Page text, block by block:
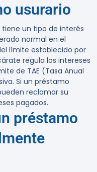
usurario
un tipo de interés
normal en el
límite establecido por
regula los intereses
de TAE (Tasa Anual
Si un préstamo
reclamar su
pagados.
préstamo